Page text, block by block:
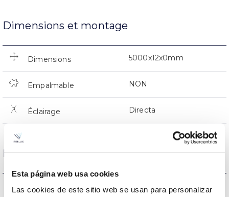
Esta página web usa cookies
Las cookies de este sitio web se usan para personalizar
Dimensions et montage
Dimensions 5000x12x0mm
Empalmable NON
Éclairage Directa
Données optiques
Température de coleur RGBW